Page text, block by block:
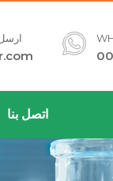
ارسل
اتصل بنا